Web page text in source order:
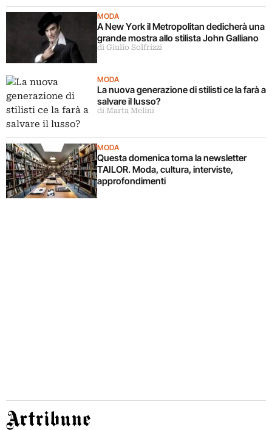
MODA
A New York il Metropolitan dedicherà una
grande mostra allo stilista John Galliano
di Giulio Solfrizzi
MODA
La nuova generazione di stilisti ce la farà a
salvare il lusso?
di Marta Melini
MODA
Questa domenica torna la newsletter
TAILOR. Moda, cultura, interviste,
approfondimenti
Artribune